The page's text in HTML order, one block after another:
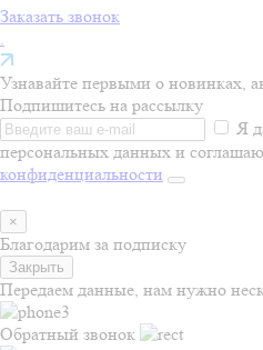
Заказать звонок
.
Узнавайте первыми о новинках,
Подпишитесь на рассылку
Я
персональных данных и
конфиденциальности
×
Благодарим за подписку
Закрыть
Передаем данные, нам нужно
Обратный звонок